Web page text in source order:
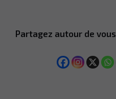
Partagez autour de vous